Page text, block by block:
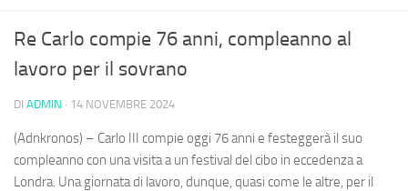
Re Carlo compie 76 anni, compleanno al
lavoro per il sovrano
DI ADMIN · 14 NOVEMBRE 2024
(Adnkronos) – Carlo III compie oggi 76 anni e festeggerà il suo
compleanno con una visita a un festival del cibo in eccedenza a
Londra. Una giornata di lavoro, dunque, quasi come le altre, per il